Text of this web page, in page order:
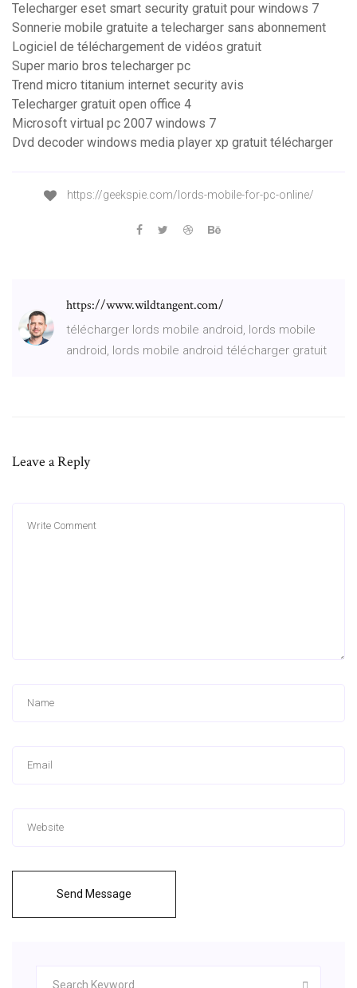
Telecharger eset smart security gratuit pour windows 7
Sonnerie mobile gratuite a telecharger sans abonnement
Logiciel de téléchargement de vidéos gratuit
Super mario bros telecharger pc
Trend micro titanium internet security avis
Telecharger gratuit open office 4
Microsoft virtual pc 2007 windows 7
Dvd decoder windows media player xp gratuit télécharger
https://geekspie.com/lords-mobile-for-pc-online/
https://www.wildtangent.com/
télécharger lords mobile android, lords mobile
android, lords mobile android télécharger gratuit
Leave a Reply
Send Message